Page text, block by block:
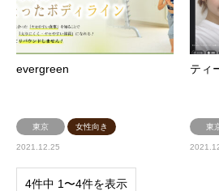
evergreen
東京 女性向き
2021.12.25
ティ
東
4件中 1〜4件を表示